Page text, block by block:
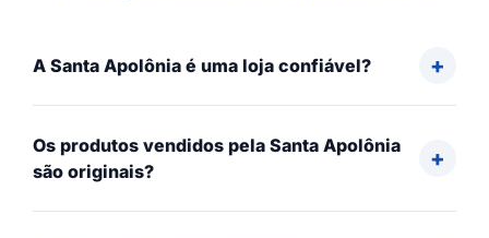
A Santa Apolônia é uma loja confiável?
Os produtos vendidos pela Santa Apolônia
são originais?